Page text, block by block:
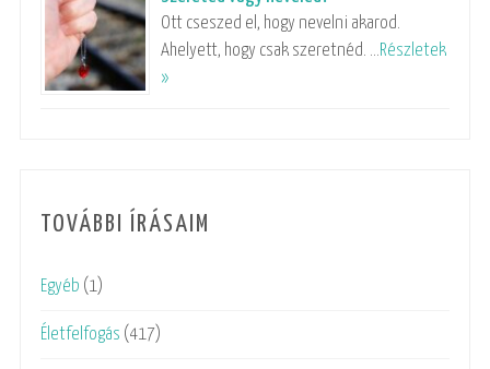
Ott cseszed el, hogy nevelni akarod.
Ahelyett, hogy csak szeretnéd. …Részletek
»
TOVÁBBI ÍRÁSAIM
Egyéb (1)
Életfelfogás (417)